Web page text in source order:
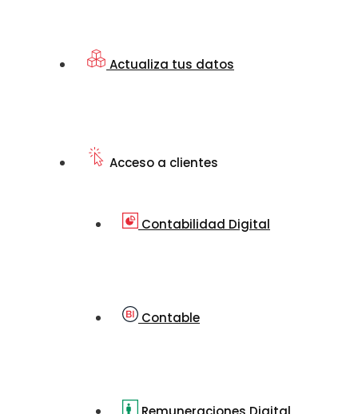
Actualiza tus datos
Acceso a clientes
Contabilidad Digital
Contable